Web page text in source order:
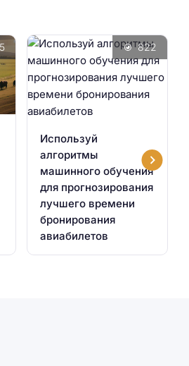
Используй
алгоритмы
машинного обучения
для прогнозирования
лучшего времени
бронирования
авиабилетов
822